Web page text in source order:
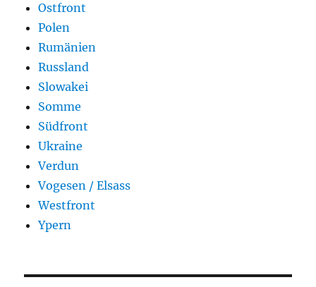
Ostfront
Polen
Rumänien
Russland
Slowakei
Somme
Südfront
Ukraine
Verdun
Vogesen / Elsass
Westfront
Ypern